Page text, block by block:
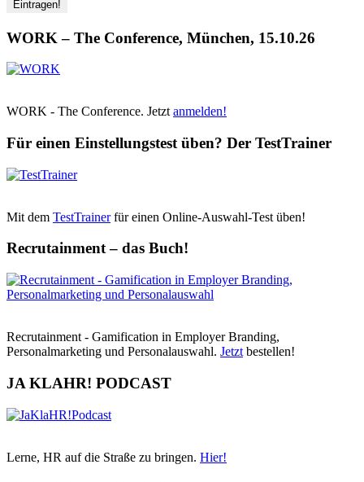
WORK – The Conference, München, 15.10.26
WORK - The Conference. Jetzt anmelden!
Für einen Einstellungstest üben? Der TestTrainer
Mit dem TestTrainerfür einen Online-Auswahl-Test üben!
Recrutainment – das Buch!
Recrutainment - Gamification in Employer Branding,
Personalmarketing und Personalauswahl. Jetzt bestellen!
JA KLAHR! PODCAST
Lerne, HR auf die Straße zu bringen. Hier!